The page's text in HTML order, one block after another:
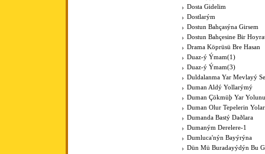
Dosta Gidelim
Dostlarým
Dostun Bahçasýna Girsem
Dostun Bahçesine Bir
Drama Köprüsü Bre Hasan
Duaz-ý Ýmam(1)
Duaz-ý Ýmam(3)
Duldalanma Yar Mevlayý
Duman Aldý Yollarýmý
Duman Çökmüþ Yar
Duman Olur Tepelerin
Dumanda Bastý Daðlara
Dumaným Derelere-1
Dumluca'nýn Bayýrýna
Dün Mü Buradayýdýn Bu